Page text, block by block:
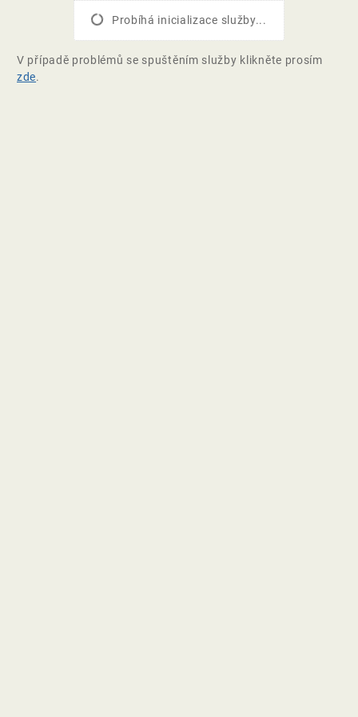
Probíhá inicializace služby...
V případě problémů se spuštěním služby klikněte prosím
zde.